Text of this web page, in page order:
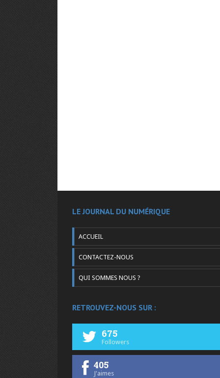
LE JOURNAL DU NUMÉRIQUE
ACCUEIL
CONTACTEZ-NOUS
QUI SOMMES NOUS ?
RETROUVEZ-NOUS SUR :
675
Followers
405
J'aimes